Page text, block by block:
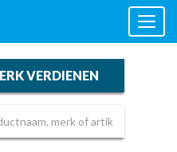
VERDIENEN